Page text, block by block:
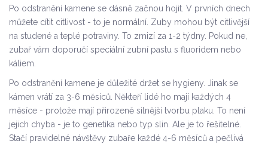
Po odstranění kamene se dásně začnou hojit. V prvních dnech
můžete cítit citlivost - to je normální. Zuby mohou být citlivější
na studené a teplé potraviny. To zmizí za 1-2 týdny. Pokud ne,
zubař vám doporučí speciální zubní pastu s fluoridem nebo
káliem.
Po odstranění kamene je důležité držet se hygieny. Jinak se
kámen vrátí za 3-6 měsíců. Někteří lidé ho mají každých 4
měsíce - protože mají přirozeně silnější tvorbu plaku. To není
jejich chyba - je to genetika nebo typ slin. Ale je to řešitelné.
Stačí pravidelné návštěvy zubaře každé 4-6 měsíců a pečlivá